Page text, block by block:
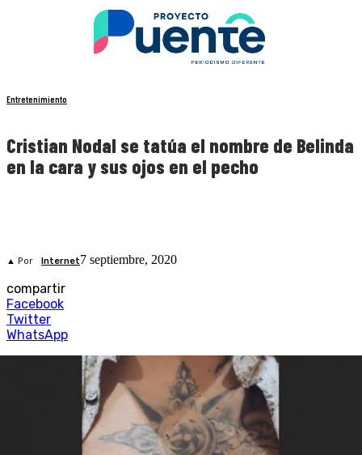
Entretenimiento
Cristian Nodal se tatúa el nombre de Belinda
en la cara y sus ojos en el pecho
▲ Por Internet7 septiembre, 2020
compartir
Facebook
Twitter
WhatsApp